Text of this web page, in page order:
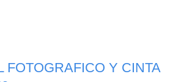
FOTOGRAFICO Y CINTA